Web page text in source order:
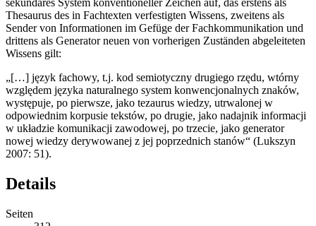
Fachsprachen als einen semiotischen Code zweiten Ranges und
sekundäres System konventioneller Zeichen auf, das erstens als
Thesaurus des in Fachtexten verfestigten Wissens, zweitens als
Sender von Informationen im Gefüge der Fachkommunikation und
drittens als Generator neuen von vorherigen Zuständen abgeleiteten
„[…] język fachowy, t.j. kod semiotyczny drugiego rzędu, wtórny
względem języka naturalnego system konwencjonalnych znaków,
występuje, po pierwsze, jako tezaurus wiedzy, utrwalonej w
odpowiednim korpusie tekstów, po drugie, jako nadajnik informacji
w układzie komunikacji zawodowej, po trzecie, jako generator
nowej wiedzy derywowanej z jej poprzednich stanów“ (Lukszyn